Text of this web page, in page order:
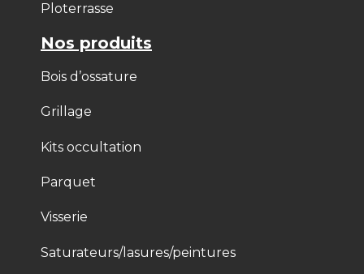
Ploterrasse
Nos produits
Bois d’ossature
Grillage
Kits occultation
Parquet
Visserie
Saturateurs/lasures/peintures